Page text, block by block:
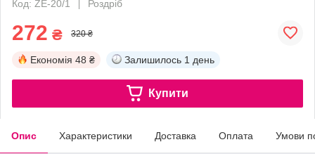
Код: ZE-20/1
Роздріб
272 ₴ 320 ₴
Економія 48 ₴ Залишилось 1 день
Купити
Опис Характеристики Доставка Оплата Умови